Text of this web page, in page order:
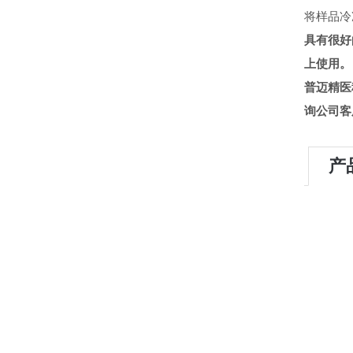
将样品
具有很
上使用。
普迈精
询公司
产